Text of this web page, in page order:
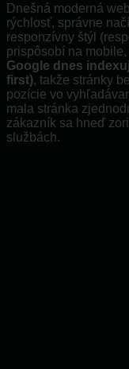
Dnešná moderná
rýchlosť, správne
responzívny štýl
prispôsobí na
Google dnes
first), takže stránky
pozície vo
mala stránka
zákazník sa hneď
službách.